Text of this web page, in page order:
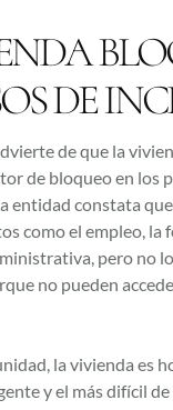
DE
de que la
de bloqueo en los
entidad constata
como el empleo, la
pero no
no pueden
la vivienda es
y el más difícil